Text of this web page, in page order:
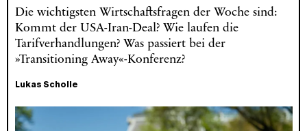
Die wichtigsten Wirtschaftsfragen der Woche sind:
Kommt der USA-Iran-Deal? Wie laufen die
Tarifverhandlungen? Was passiert bei der
»Transitioning Away«-Konferenz?
Lukas Scholle